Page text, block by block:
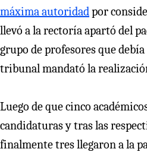
máxima autoridadpor
llevó a la rectoría apartó del
grupo de profesores que debía
tribunal mandató la
Luego de que cinco
candidaturas y tras las
finalmente tres llegaron a la